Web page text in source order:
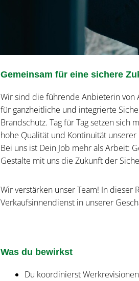
Gemeinsam für eine sichere
Wir sind die führende Anbieterin von
für ganzheitliche und integrierte
Brandschutz. Tag für Tag setzen
hohe Qualität und Kontinuität
Bei uns ist Dein Job mehr als Arbeit:
Gestalte mit uns die Zukunft der
Wir verstärken unser Team! In dieser
Verkaufsinnendienst in unserer
Was du bewirkst
Du koordinierst